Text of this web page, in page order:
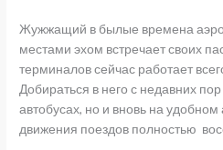
Жужжащий в былые времена
местами эхом встречает своих
терминалов сейчас работает
Добираться в него с недавних
автобусах, но и вновь на
движения поездов полностью